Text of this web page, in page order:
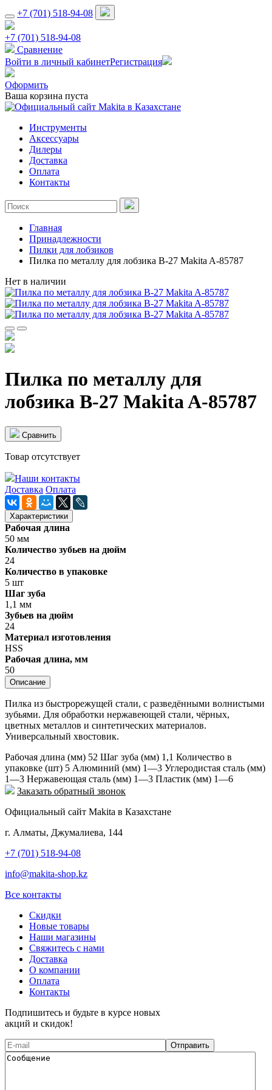
+7 (701) 518-94-08
+7 (701) 518-94-08
Сравнение
Войти в личный кабинетРегистрация
Оформить
Ваша корзина пуста
Инструменты
Аксессуары
Дилеры
Доставка
Оплата
Контакты
Главная
Принадлежности
Пилки для лобзиков
Пилка по металлу для лобзика B-27 Makita A-85787
Нет в наличии
Пилка по металлу для
лобзика B-27 Makita A-85787
Cравнить
Товар отсутствует
Наши контакты
Доставка Оплата
Характеристики
Рабочая длина
50 мм
Количество зубьев на дюйм
24
Количество в упаковке
5 шт
Шаг зуба
1,1 мм
Зубьев на дюйм
24
Материал изготовления
HSS
Рабочая длина, мм
50
Описание
Пилка из быстрорежущей стали, с разведёнными волнистыми
зубьями. Для обработки нержавеющей стали, чёрных,
цветных металлов и синтетических материалов.
Универсальный хвостовик.
Рабочая длина (мм) 52 Шаг зуба (мм) 1,1 Количество в
упаковке (шт) 5 Алюминий (мм) 1—3 Углеродистая сталь (мм)
1—3 Нержавеющая сталь (мм) 1—3 Пластик (мм) 1—6
Заказать обратный звонок
Официальный сайт Makita в Казахстане
г. Алматы, Джумалиева, 144
+7 (701) 518-94-08
info@makita-shop.kz
Все контакты
Скидки
Новые товары
Наши магазины
Свяжитесь с нами
Доставка
О компании
Оплата
Контакты
Подпишитесь и будьте в курсе новых
акций и скидок!
Отправить